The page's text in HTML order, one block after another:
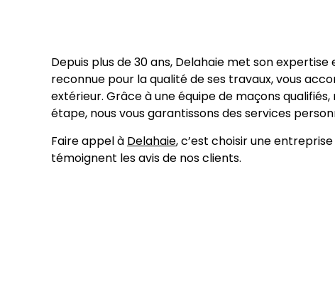
Depuis plus de 30 ans, Delahaie met son expertise
reconnue pour la qualité de ses travaux, vous
extérieur. Grâce à une équipe de maçons
étape, nous vous garantissons des services
Faire appel à Delahaie, c’est choisir une
témoignent les avis de nos clients.